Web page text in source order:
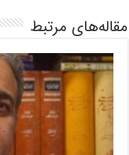
مقاله‌های مرتبط